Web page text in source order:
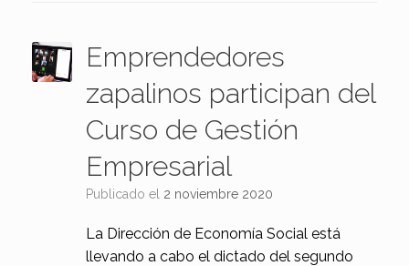
Emprendedores
zapalinos participan del
Curso de Gestión
Empresarial
Publicado el 2 noviembre 2020
La Dirección de Economía Social está
llevando a cabo el dictado del segundo